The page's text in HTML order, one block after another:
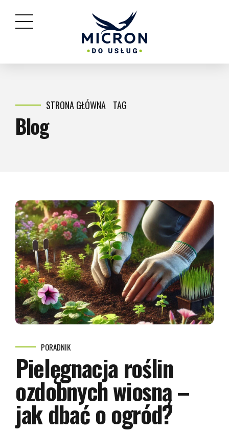
STRONA GŁÓWNA TAG
Blog
PORADNIK
Pielęgnacja roślin
ozdobnych wiosną –
jak dbać o ogród?